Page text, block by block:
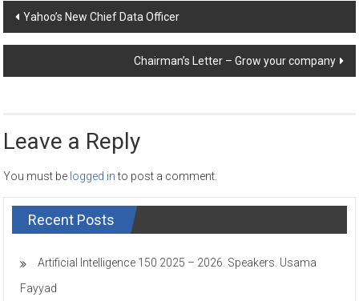
Post
navigation
Yahoo’s New Chief Data Officer
Chairman’s Letter – Grow your company
Leave a Reply
You must be logged into post a comment.
Recent Posts
Artificial Intelligence 150 2025 – 2026. Speakers. Usama
Fayyad